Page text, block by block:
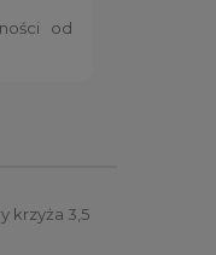
od
krzyża 3,5